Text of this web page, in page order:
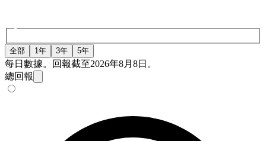
全部 1年 3年 5年
每日數據。回報截至2026年8月8日。
總回報